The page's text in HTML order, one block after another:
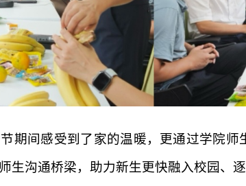
期间感受到了家的温暖，更通过学院
生沟通桥梁，助力新生更快融入校园、逐